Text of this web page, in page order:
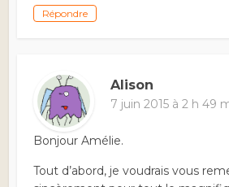
Répondre
Alison
7 juin 2015 à 2 h 49
Bonjour Amélie.
Tout d’abord, je voudrais vous